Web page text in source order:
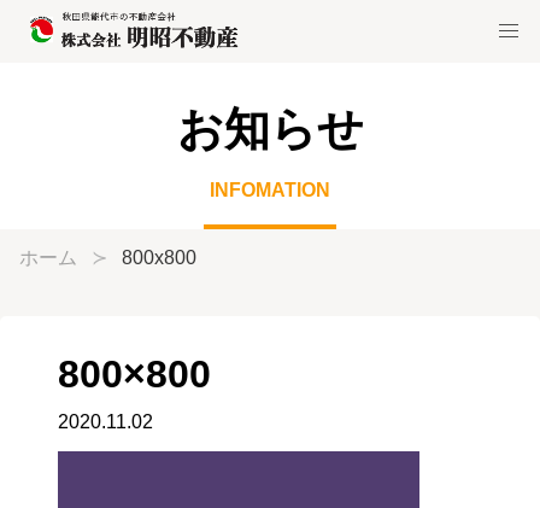
お知らせ
INFOMATION
ホーム 800x800
800×800
2020.11.02